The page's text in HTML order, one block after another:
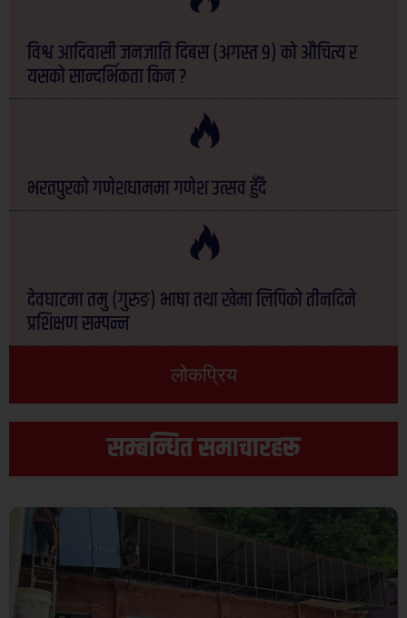
लोकप्रिय
विश्व आदिवासी जनजाति दिबस (अगस्त ९) को औचित्य र
यसको सान्दर्भिकता किन ?
भरतपुरको गणेशधाममा गणेश उत्सव हुँदै
देवघाटमा तमु (गुरुङ) भाषा तथा खेमा लिपिको तीनदिने
प्रशिक्षण सम्पन्न
सम्बन्धित समाचारहरू